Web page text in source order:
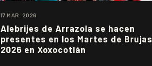
17 MAR. 2026
Alebrijes de Arrazola se hacen
presentes en los Martes de Brujas
2026 en Xoxocotlán